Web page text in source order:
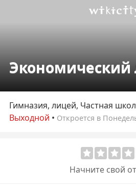
Экономический
Гимназия, лицей, Частная
Выходной • Откроется в
Начните свой